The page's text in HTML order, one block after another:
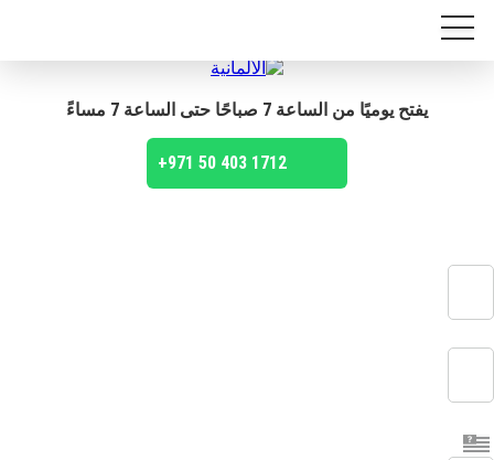
يفتح يوميًا من الساعة 7 صباحًا حتى الساعة 7 مساءً
+971 50 403 1712